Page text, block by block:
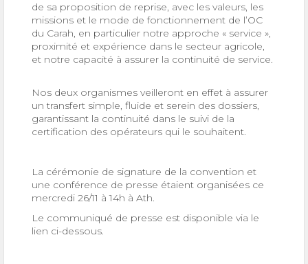
de sa proposition de reprise, avec les valeurs, les
missions et le mode de fonctionnement de l’OC
du Carah, en particulier notre approche « service »,
proximité et expérience dans le secteur agricole,
et notre capacité à assurer la continuité de service.
Nos deux organismes veilleront en effet à assurer
un transfert simple, fluide et serein des dossiers,
garantissant la continuité dans le suivi de la
certification des opérateurs qui le souhaitent.
La cérémonie de signature de la convention et
une conférence de presse étaient organisées ce
mercredi 26/11 à 14h à Ath.
Le communiqué de presse est disponible via le
lien ci-dessous.